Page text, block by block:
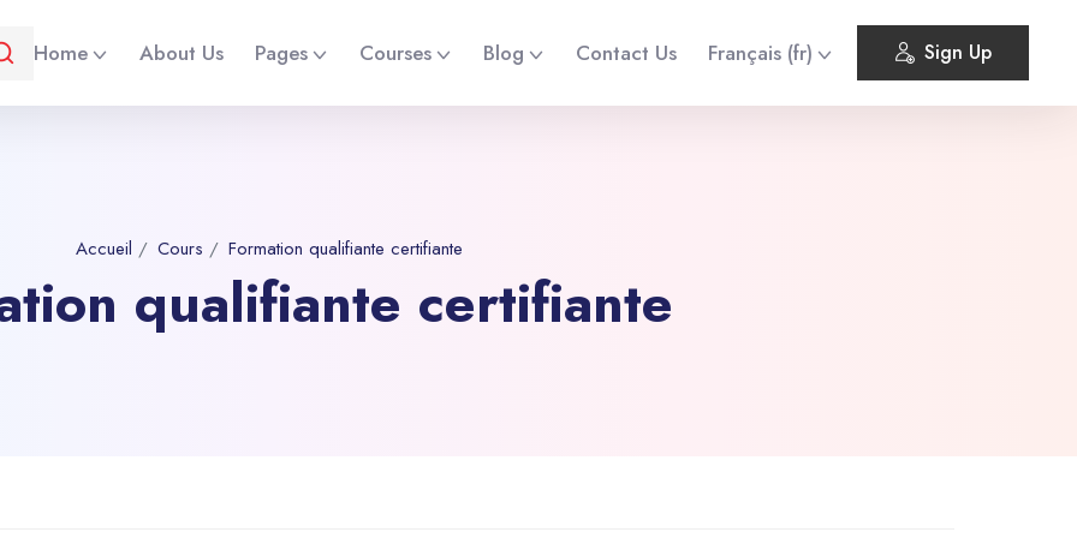
Home About Us Pages Courses Blog Contact Us Français ‎(fr)‎ Sign Up
Accueil Cours Formation qualifiante certifiante
qualifiante certifiante